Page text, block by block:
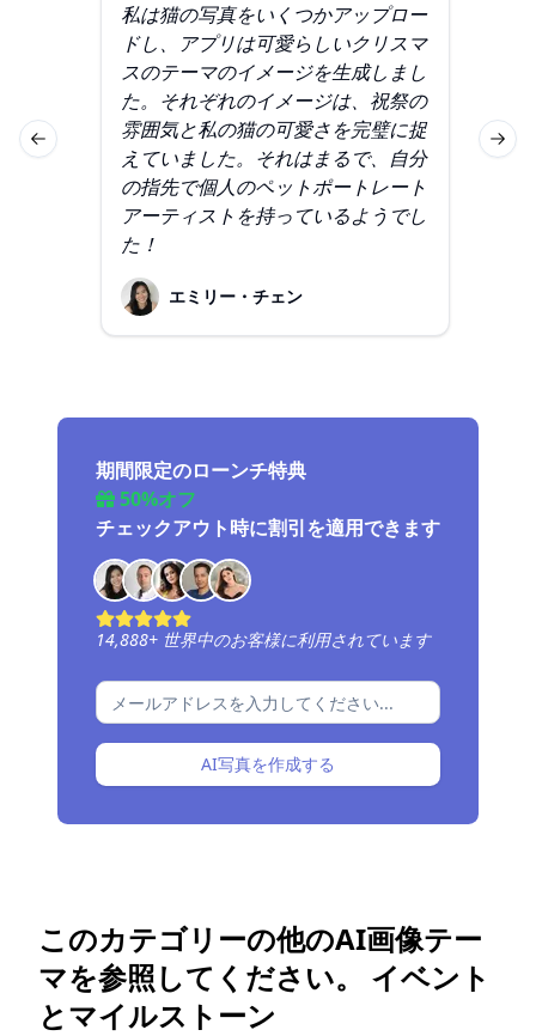
私は猫の写真をいくつかアップロー
ドし、アプリは可愛らしいクリスマ
スのテーマのイメージを生成しまし
た。それぞれのイメージは、祝祭の
雰囲気と私の猫の可愛さを完璧に捉
えていました。それはまるで、自分
の指先で個人のペットポートレート
アーティストを持っているようでし
た！
エミリー・チェン
異
ル
Previous slide
期間限定のローンチ特典
50%オフ
チェックアウト時に割引を適用できます
14,888+ 世界中のお客様に利用されています
AI写真を作成する
このカテゴリーの他のAI画像テー
マを参照してください。
イベント
とマイルストーン